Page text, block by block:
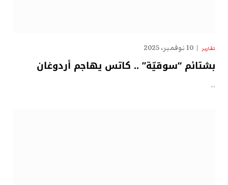
تقارير 10 نوفمبر، 2025
بشتائم “سوقيّة” .. كاتس يهاجم أردوغان
…